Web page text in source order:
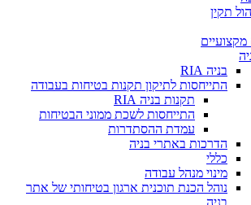
תקין
בניה RIA
התייחסות לתיקון תקנות בטיחות בעבודה
תקנות בניה RIA
התייחסות לשכת ממוני הבטיחות
עמדת ההסתדרות
הדרכות באתרי בניה
כללי
מינוי מנהל עבודה
נוהל הכנת תוכנית ארגון בטיחותי של אתר
בניה